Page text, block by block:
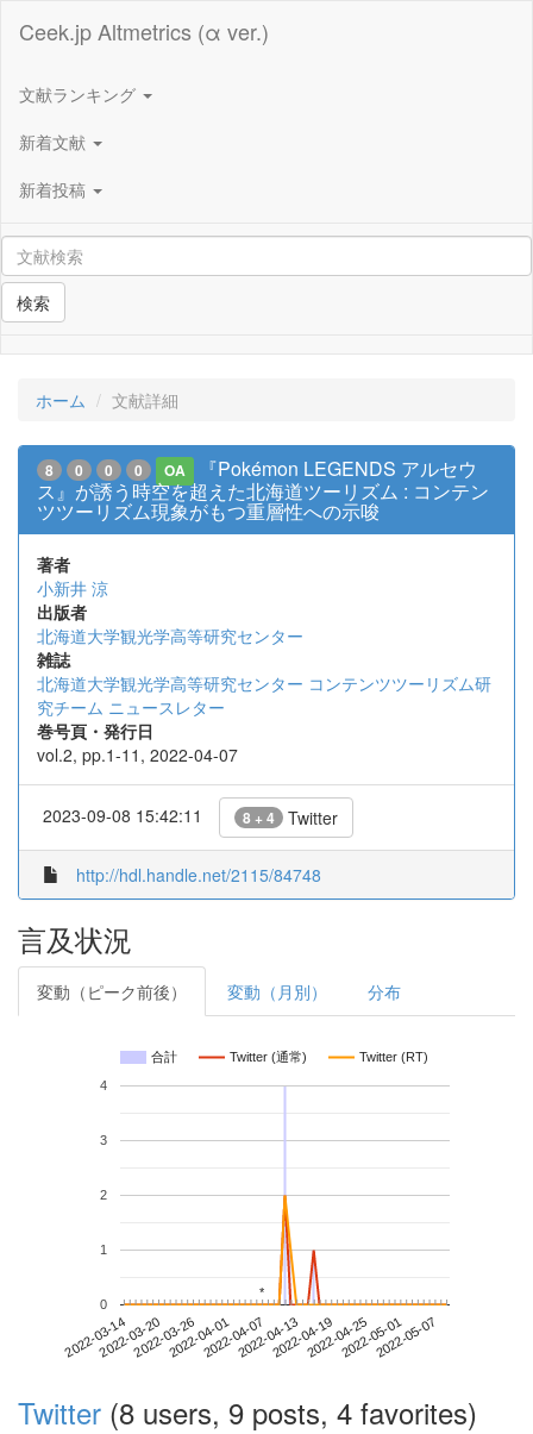
Ceek.jp Altmetrics (α ver.)
文献ランキング
新着文献
新着投稿
検索
ホーム 文献詳細
8 0 0 0 OA
『Pokémon LEGENDS アルセウ
ス』が誘う時空を超えた北海道ツーリズム : コンテン
ツツーリズム現象がもつ重層性への示唆
著者
小新井 涼
出版者
北海道大学観光学高等研究センター
雑誌
北海道大学観光学高等研究センター コンテンツツーリズム研
究チーム ニュースレター
巻号頁・発行日
vol.2, pp.1-11, 2022-04-07
2023-09-08 15:42:11 8 + 4 Twitter
http://hdl.handle.net/2115/84748
言及状況
変動（ピーク前後） 変動（月別） 分布
合計 Twitter (通常) Twitter (RT)
2022-03-142022-03-202022-03-262022-04-012022-04-072022-04-132022-04-192022-04-252022-05-012022-05-07
0
1
2
3
4
**
Twitter (8 users, 9 posts, 4 favorites)